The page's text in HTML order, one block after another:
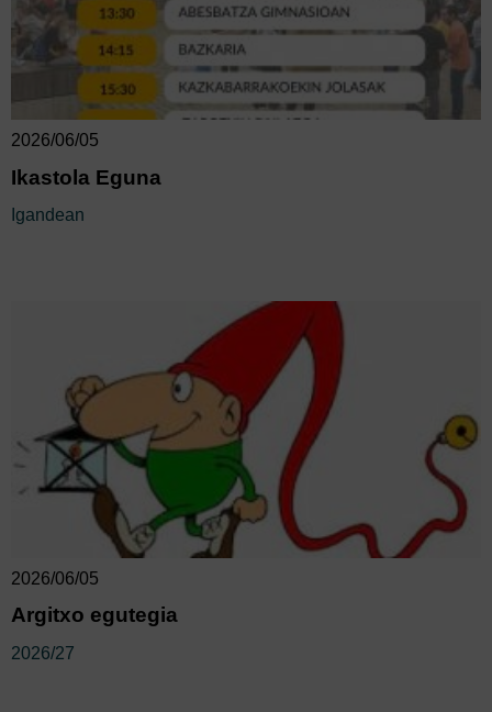
2026/06/05
Ikastola Eguna
Igandean
2026/06/05
Argitxo egutegia
2026/27